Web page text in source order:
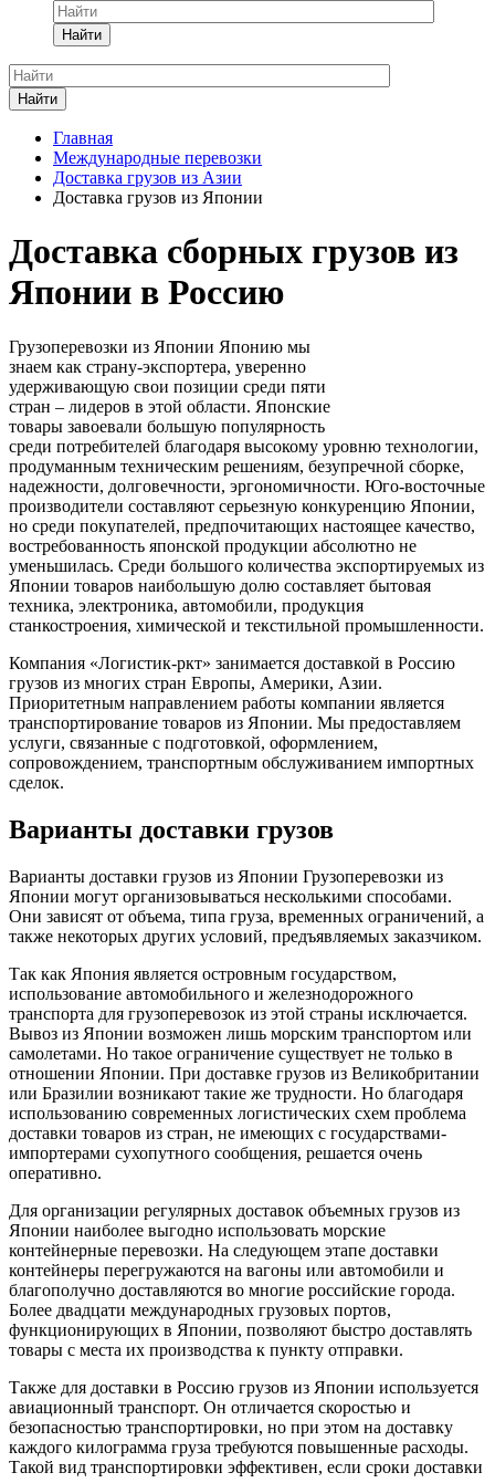
Найти
Найти
Главная
Международные перевозки
Доставка грузов из Азии
Доставка грузов из Японии
Доставка сборных грузов из
Японии в Россию
Грузоперевозки из Японии Японию мы
знаем как страну-экспортера, уверенно
удерживающую свои позиции среди пяти
стран – лидеров в этой области. Японские
товары завоевали большую популярность
среди потребителей благодаря высокому уровню технологии,
продуманным техническим решениям, безупречной сборке,
надежности, долговечности, эргономичности. Юго-восточные
производители составляют серьезную конкуренцию Японии,
но среди покупателей, предпочитающих настоящее качество,
востребованность японской продукции абсолютно не
уменьшилась. Среди большого количества экспортируемых из
Японии товаров наибольшую долю составляет бытовая
техника, электроника, автомобили, продукция
станкостроения, химической и текстильной промышленности.
Компания «Логистик-ркт» занимается доставкой в Россию
грузов из многих стран Европы, Америки, Азии.
Приоритетным направлением работы компании является
транспортирование товаров из Японии. Мы предоставляем
услуги, связанные с подготовкой, оформлением,
сопровождением, транспортным обслуживанием импортных
сделок.
Варианты доставки грузов
Варианты доставки грузов из Японии Грузоперевозки из
Японии могут организовываться несколькими способами.
Они зависят от объема, типа груза, временных ограничений, а
также некоторых других условий, предъявляемых заказчиком.
Так как Япония является островным государством,
использование автомобильного и железнодорожного
транспорта для грузоперевозок из этой страны исключается.
Вывоз из Японии возможен лишь морским транспортом или
самолетами. Но такое ограничение существует не только в
отношении Японии. При доставке грузов из Великобритании
или Бразилии возникают такие же трудности. Но благодаря
использованию современных логистических схем проблема
доставки товаров из стран, не имеющих с государствами-
импортерами сухопутного сообщения, решается очень
оперативно.
Для организации регулярных доставок объемных грузов из
Японии наиболее выгодно использовать морские
контейнерные перевозки. На следующем этапе доставки
контейнеры перегружаются на вагоны или автомобили и
благополучно доставляются во многие российские города.
Более двадцати международных грузовых портов,
функционирующих в Японии, позволяют быстро доставлять
товары с места их производства к пункту отправки.
Также для доставки в Россию грузов из Японии используется
авиационный транспорт. Он отличается скоростью и
безопасностью транспортировки, но при этом на доставку
каждого килограмма груза требуются повышенные расходы.
Такой вид транспортировки эффективен, если сроки доставки